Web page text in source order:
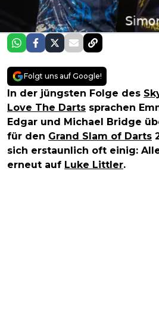
Folgt uns auf Google!
In der jüngsten Folge des
Love The Darts sprachen
Edgar und Michael Bridge
für den Grand Slam of Darts
sich erstaunlich oft einig:
erneut auf Luke Littler.